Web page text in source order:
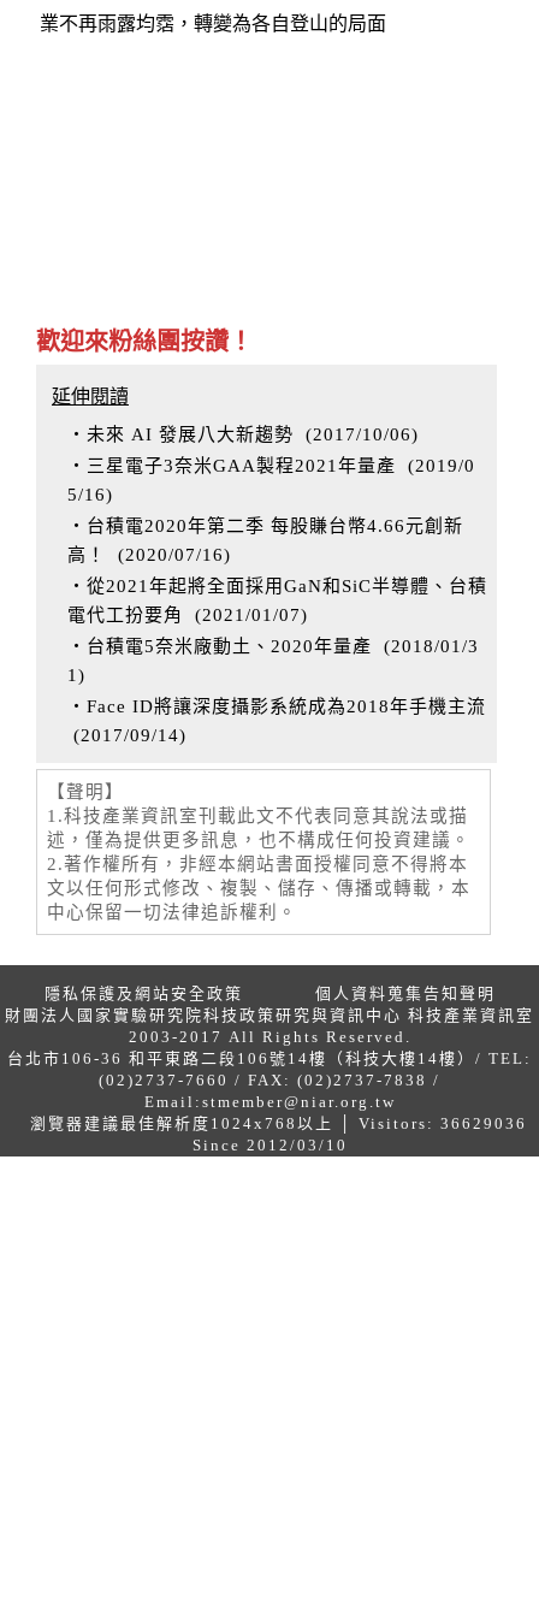
業不再雨露均霑，轉變為各自登山的局面
歡迎來粉絲團按讚！
延伸閱讀
‧未來 AI 發展八大新趨勢 (2017/10/06)
‧三星電子3奈米GAA製程2021年量產 (2019/0
5/16)
‧台積電2020年第二季 每股賺台幣4.66元創新
高！
(2020/07/16)
‧從2021年起將全面採用GaN和SiC半導體、台積
電代工扮要角
(2021/01/07)
‧台積電5奈米廠動土、2020年量產 (2018/01/3
1 )
‧Face ID將讓深度攝影系統成為2018年手機主流
(2017/09/14)
【聲明】
1.科技產業資訊室刊載此文不代表同意其說法或描
述，僅為提供更多訊息，也不構成任何投資建議。
2.著作權所有，非經本網站書面授權同意不得將本
文以任何形式修改、複製、儲存、傳播或轉載，本
中心保留一切法律追訴權利。
隱私保護及網站安全政策
個人資料蒐集告知聲明
財團法人國家實驗研究院科技政策研究與資訊中心 科技產業資訊室
2003-2017 All Rights Reserved.
台北市106-36 和平東路二段106號14樓（科技大樓14樓）/ TEL:
(02)2737-7660 / FAX: (02)2737-7838 /
Email: stmember@niar.org.tw
瀏覽器建議最佳解析度1024x768以上 │ Visitors: 36629036
Since 2012/03/10